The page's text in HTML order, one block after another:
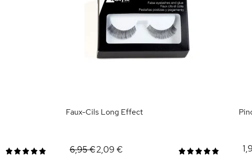
Faux-Cils Long Effect
6,95 €2,09 €